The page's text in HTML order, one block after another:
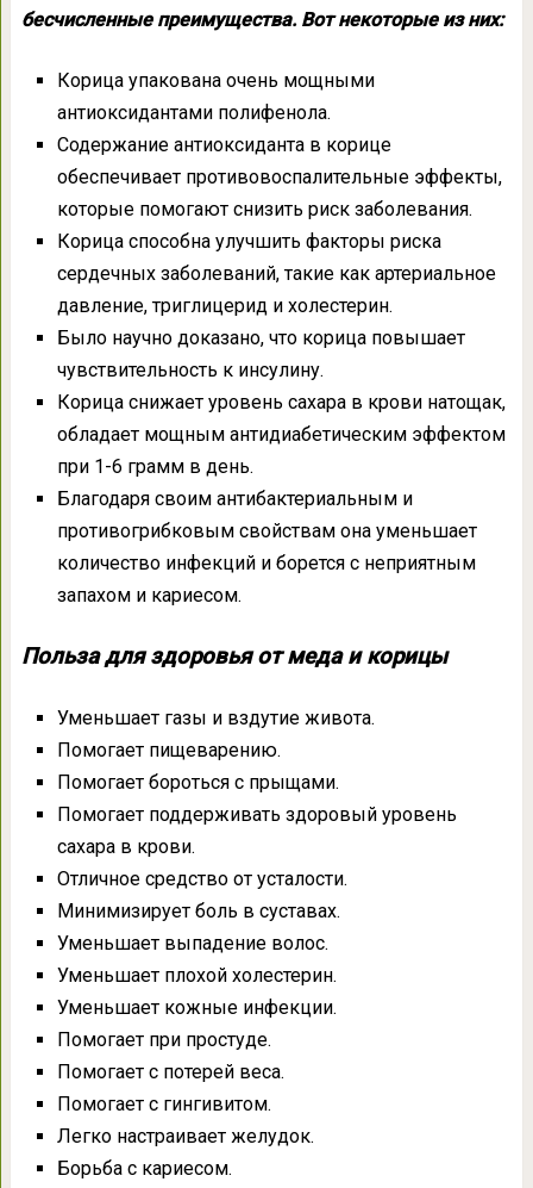
бесчисленные преимущества. Вот некоторые из них:
Корица упакована очень мощными
антиоксидантами полифенола.
Содержание антиоксиданта в корице
обеспечивает противовоспалительные эффекты,
которые помогают снизить риск заболевания.
Корица способна улучшить факторы риска
сердечных заболеваний, такие как артериальное
давление, триглицерид и холестерин.
Было научно доказано, что корица повышает
чувствительность к инсулину.
Корица снижает уровень сахара в крови натощак,
обладает мощным антидиабетическим эффектом
при 1-6 грамм в день.
Благодаря своим антибактериальным и
противогрибковым свойствам она уменьшает
количество инфекций и борется с неприятным
запахом и кариесом.
Польза для здоровья от меда и корицы
Уменьшает газы и вздутие живота.
Помогает пищеварению.
Помогает бороться с прыщами.
Помогает поддерживать здоровый уровень
сахара в крови.
Отличное средство от усталости.
Минимизирует боль в суставах.
Уменьшает выпадение волос.
Уменьшает плохой холестерин.
Уменьшает кожные инфекции.
Помогает при простуде.
Помогает с потерей веса.
Помогает с гингивитом.
Легко настраивает желудок.
Борьба с кариесом.